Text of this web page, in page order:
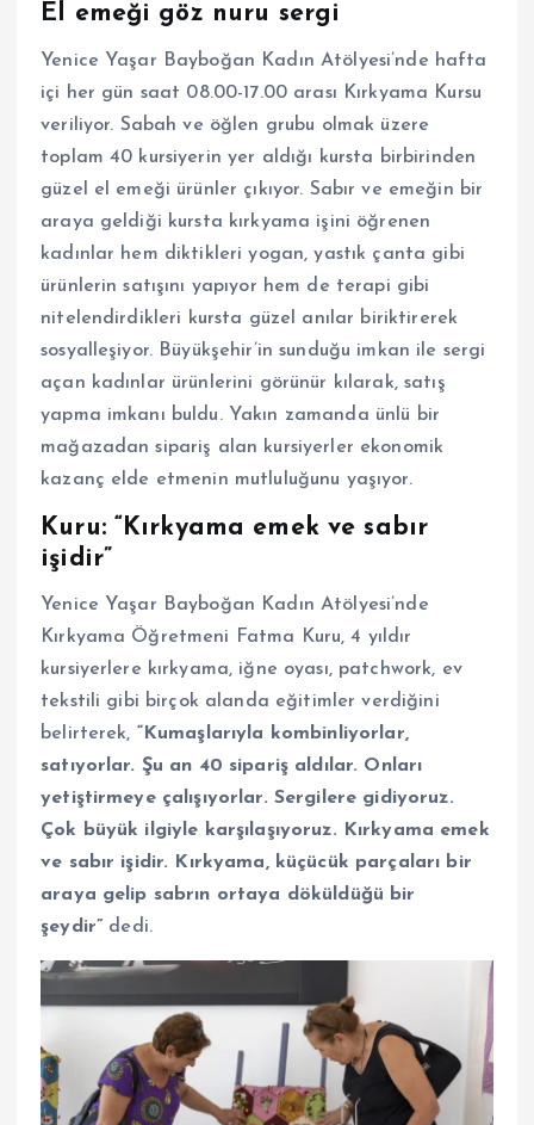
El emeği göz nuru sergi
Yenice Yaşar Bayboğan Kadın Atölyesi’nde hafta
içi her gün saat 08.00-17.00 arası Kırkyama Kursu
veriliyor. Sabah ve öğlen grubu olmak üzere
toplam 40 kursiyerin yer aldığı kursta birbirinden
güzel el emeği ürünler çıkıyor. Sabır ve emeğin bir
araya geldiği kursta kırkyama işini öğrenen
kadınlar hem diktikleri yogan, yastık çanta gibi
ürünlerin satışını yapıyor hem de terapi gibi
nitelendirdikleri kursta güzel anılar biriktirerek
sosyalleşiyor. Büyükşehir’in sunduğu imkan ile sergi
açan kadınlar ürünlerini görünür kılarak, satış
yapma imkanı buldu. Yakın zamanda ünlü bir
mağazadan sipariş alan kursiyerler ekonomik
kazanç elde etmenin mutluluğunu yaşıyor.
Kuru: “Kırkyama emek ve sabır
işidir”
Yenice Yaşar Bayboğan Kadın Atölyesi’nde
Kırkyama Öğretmeni Fatma Kuru, 4 yıldır
kursiyerlere kırkyama, iğne oyası, patchwork, ev
tekstili gibi birçok alanda eğitimler verdiğini
belirterek, “Kumaşlarıyla kombinliyorlar,
satıyorlar. Şu an 40 sipariş aldılar. Onları
yetiştirmeye çalışıyorlar. Sergilere gidiyoruz.
Çok büyük ilgiyle karşılaşıyoruz. Kırkyama emek
ve sabır işidir. Kırkyama, küçücük parçaları bir
araya gelip sabrın ortaya döküldüğü bir
şeydir” dedi.